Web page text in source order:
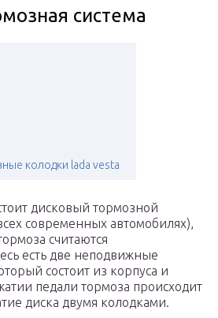
система
колодки lada vesta
дисковый тормозной
современных автомобилях),
считаются
есть две неподвижные
состоит из корпуса и
педали тормоза происходит
диска двумя колодками.